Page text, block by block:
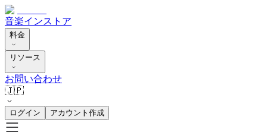
音楽インストア
料金
リソース
お問い合わせ
🇯🇵
ログイン アカウント作成